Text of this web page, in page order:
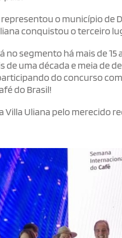
representou o município
conquistou o terceiro
no segmento há mais de
de uma década e meia de
do concurso
do Brasil!
Villa Uliana pelo merecido